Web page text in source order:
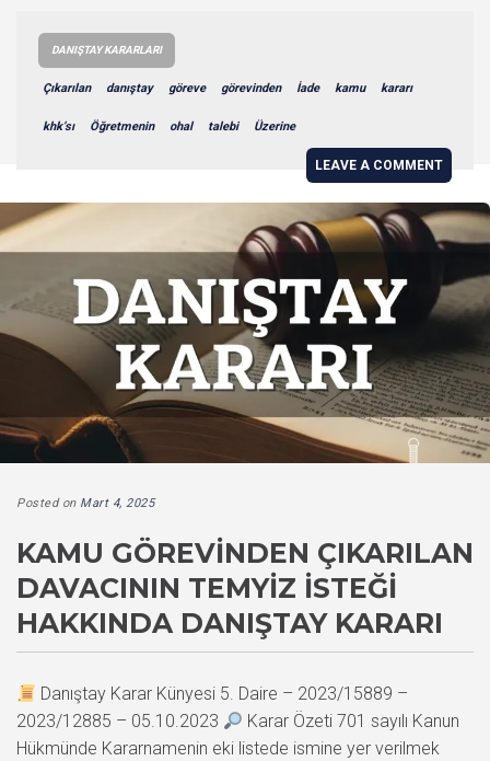
DANIŞTAY KARARLARI
Çıkarılan danıştay göreve görevinden İade kamu kararı
khk’sı Öğretmenin ohal talebi Üzerine
LEAVE A COMMENT
Posted on Mart 4, 2025
KAMU GÖREVINDEN ÇIKARILAN
DAVACININ TEMYIZ İSTEĞI
HAKKINDA DANIŞTAY KARARI
Danıştay Karar Künyesi 5. Daire – 2023/15889 –
2023/12885 – 05.10.2023
Karar Özeti 701 sayılı Kanun
Hükmünde Kararnamenin eki listede ismine yer verilmek